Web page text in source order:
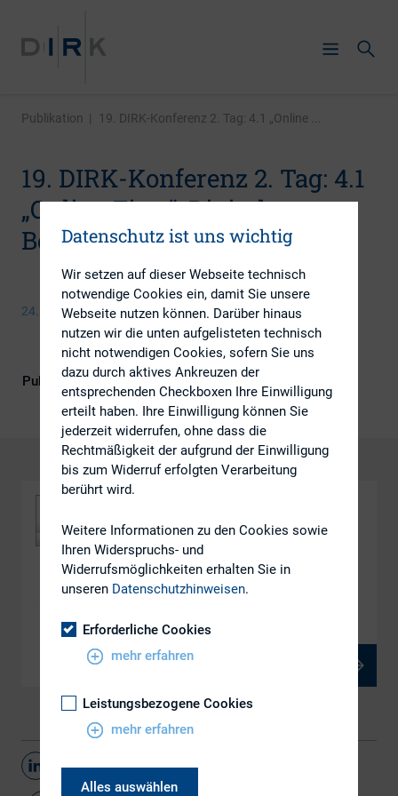
Publikation | 19. DIRK-Konferenz 2. Tag: 4.1 „Online ...
19. DIRK-Konferenz 2. Tag: 4.1
„Online First“: Digitale
Berichterstattung
24. Mai 2016
Publikationsform DIRK-Publikationen
DOWNLOAD
Teilen
Datenschutz ist uns wichtig
Wir setzen auf dieser Webseite technisch
notwendige Cookies ein, damit Sie unsere
Webseite nutzen können. Darüber hinaus
nutzen wir die unten aufgelisteten technisch
nicht notwendigen Cookies, sofern Sie uns
dazu durch aktives Ankreuzen der
entsprechenden Checkboxen Ihre Einwilligung
erteilt haben. Ihre Einwilligung können Sie
jederzeit widerrufen, ohne dass die
Rechtmäßigkeit der aufgrund der Einwilligung
bis zum Widerruf erfolgten Verarbeitung
berührt wird.
Weitere Informationen zu den Cookies sowie
Ihren Widerspruchs- und
Widerrufsmöglichkeiten erhalten Sie in
unseren Datenschutzhinweisen.
Erforderliche Cookies
mehr erfahren
Leistungsbezogene Cookies
mehr erfahren
Alles auswählen